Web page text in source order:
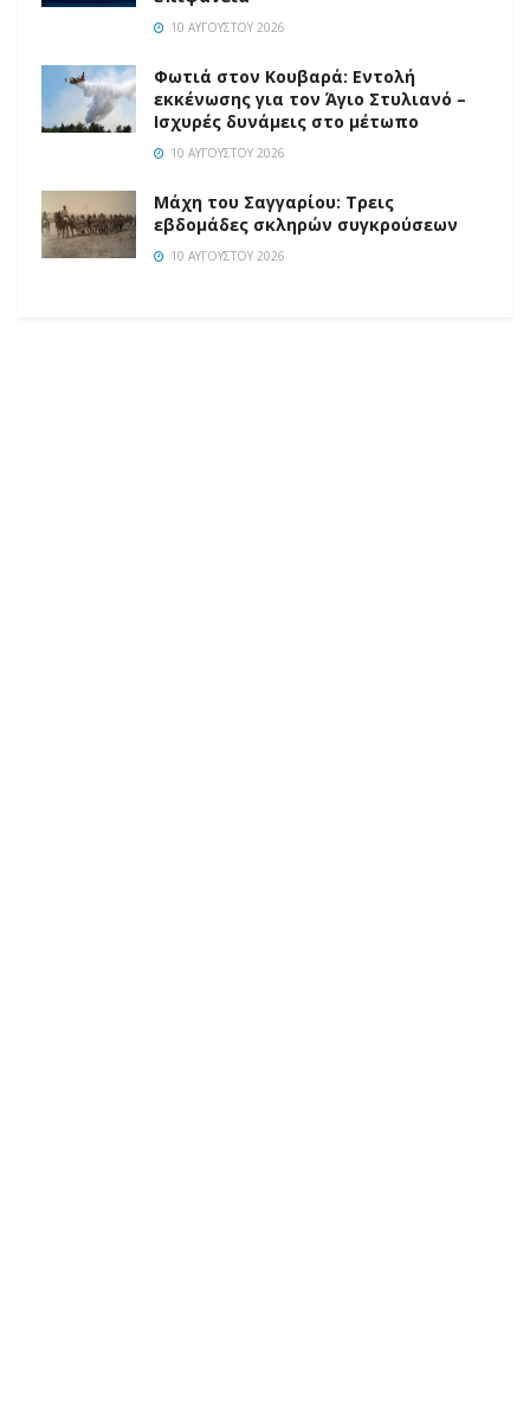
10 ΑΥΓΟΎΣΤΟΥ 2026
Φωτιά στον Κουβαρά: Εντολή
εκκένωσης για τον Άγιο Στυλιανό –
Ισχυρές δυνάμεις στο μέτωπο
10 ΑΥΓΟΎΣΤΟΥ 2026
Μάχη του Σαγγαρίου: Τρεις
εβδομάδες σκληρών συγκρούσεων
10 ΑΥΓΟΎΣΤΟΥ 2026